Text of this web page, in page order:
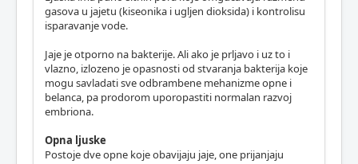
gasova u jajetu (kiseonika i ugljen dioksida) i kontrolisu
isparavanje vode.
Jaje je otporno na bakterije. Ali ako je prljavo i uz to i
vlazno, izlozeno je opasnosti od stvaranja bakterija koje
mogu savladati sve odbrambene mehanizme opne i
belanca, pa prodorom uporopastiti normalan razvoj
embriona.
Opna ljuske
Postoje dve opne koje obavijaju jaje, one prijanjaju